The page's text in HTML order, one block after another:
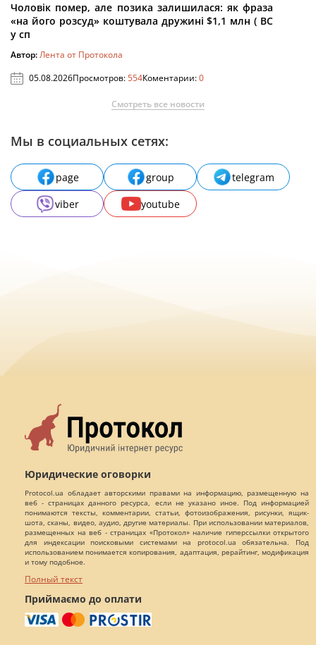
Чоловік помер, але позика залишилася: як фраза
«на його розсуд» коштувала дружині $1,1 млн ( ВС
у сп
Автор:Лента от Протокола
05.08.2026Просмотров:554Коментарии:0
Смотреть все новости
Мы в социальных сетях:
page group
telegram
viber
youtube
Юридические оговорки
Protocol.ua обладает авторскими правами на информацию, размещенную на
веб - страницах данного ресурса, если не указано иное. Под информацией
понимаются тексты, комментарии, статьи, фотоизображения, рисунки, ящик-
шота, сканы, видео, аудио, другие материалы. При использовании материалов,
размещенных на веб - страницах «Протокол» наличие гиперссылки открытого
для индексации поисковыми системами на protocol.ua обязательна. Под
использованием понимается копирования, адаптация, рерайтинг, модификация
и тому подобное.
Полный текст
Приймаємо до оплати